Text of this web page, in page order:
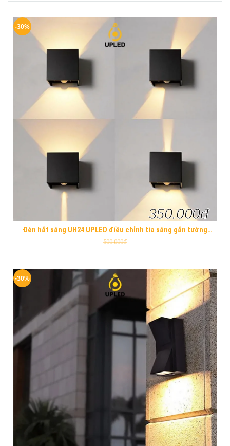
Đèn hắt sáng UH24 UPLED điều chỉnh tia sáng gắn tường
ngoài trời chống nước hiện đại
350.000đ
500.000đ
-30%
-30%